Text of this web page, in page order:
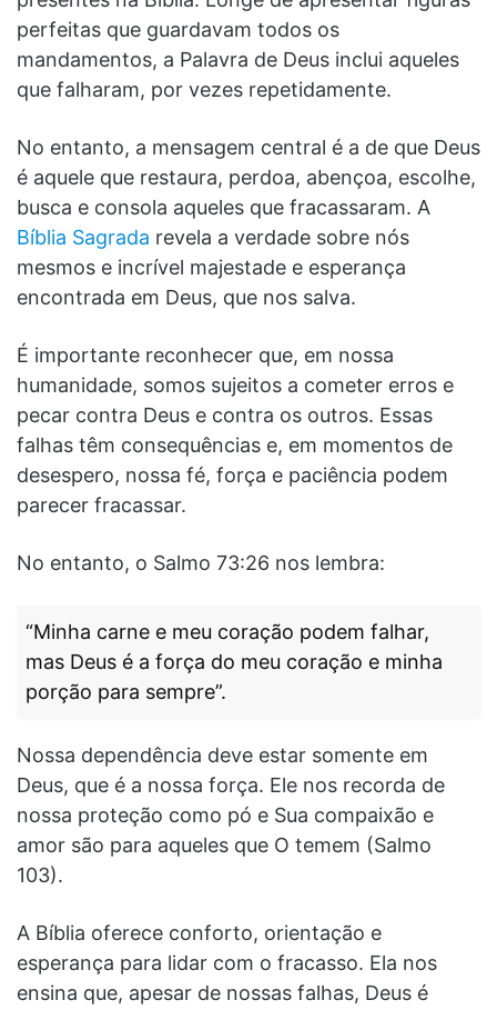
perfeitas que guardavam todos os
mandamentos, a Palavra de Deus inclui aqueles
que falharam, por vezes repetidamente.
No entanto, a mensagem central é a de que Deus
é aquele que restaura, perdoa, abençoa, escolhe,
busca e consola aqueles que fracassaram. A
Bíblia Sagrada revela a verdade sobre nós
mesmos e incrível majestade e esperança
encontrada em Deus, que nos salva.
É importante reconhecer que, em nossa
humanidade, somos sujeitos a cometer erros e
pecar contra Deus e contra os outros. Essas
falhas têm consequências e, em momentos de
desespero, nossa fé, força e paciência podem
parecer fracassar.
No entanto, o Salmo 73:26 nos lembra:
“Minha carne e meu coração podem falhar,
mas Deus é a força do meu coração e minha
porção para sempre”.
Nossa dependência deve estar somente em
Deus, que é a nossa força. Ele nos recorda de
nossa proteção como pó e Sua compaixão e
amor são para aqueles que O temem (Salmo
103).
A Bíblia oferece conforto, orientação e
esperança para lidar com o fracasso. Ela nos
ensina que, apesar de nossas falhas, Deus é